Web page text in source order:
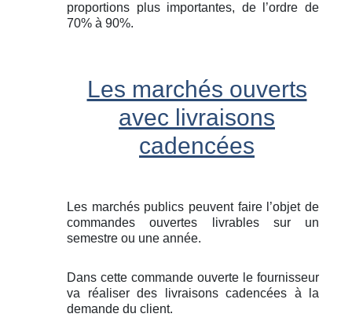
proportions plus importantes, de l’ordre de
70% à 90%.
Les marchés ouverts
avec livraisons
cadencées
Les marchés publics peuvent faire l’objet de
commandes ouvertes livrables sur un
semestre ou une année.
Dans cette commande ouverte le fournisseur
va réaliser des livraisons cadencées à la
demande du client.